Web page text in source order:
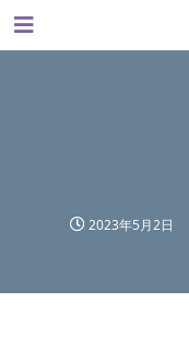
2023年5月2日